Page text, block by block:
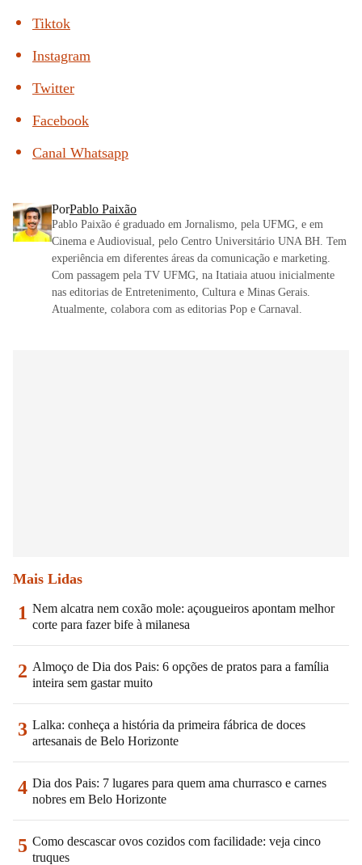
Tiktok
Instagram
Twitter
Facebook
Canal Whatsapp
PorPablo Paixão
Pablo Paixão é graduado em Jornalismo, pela UFMG, e em
Cinema e Audiovisual, pelo Centro Universitário UNA BH. Tem
experiência em diferentes áreas da comunicação e marketing.
Com passagem pela TV UFMG, na Itatiaia atuou inicialmente
nas editorias de Entretenimento, Cultura e Minas Gerais.
Atualmente, colabora com as editorias Pop e Carnaval.
Mais Lidas
1 Nem alcatra nem coxão mole: açougueiros apontam melhor
corte para fazer bife à milanesa
2 Almoço de Dia dos Pais: 6 opções de pratos para a família
inteira sem gastar muito
3 Lalka: conheça a história da primeira fábrica de doces
artesanais de Belo Horizonte
4 Dia dos Pais: 7 lugares para quem ama churrasco e carnes
nobres em Belo Horizonte
5 Como descascar ovos cozidos com facilidade: veja cinco
truques